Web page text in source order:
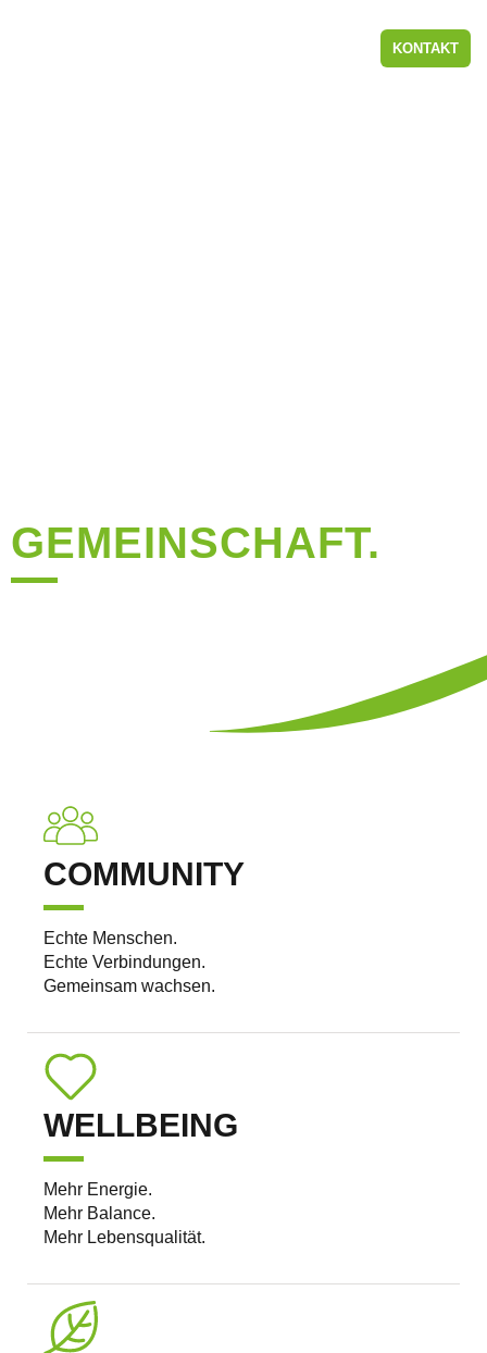
KONTAKT
GEMEINSCHAFT.
COMMUNITY
Echte Menschen.
Echte Verbindungen.
Gemeinsam wachsen.
WELLBEING
Mehr Energie.
Mehr Balance.
Mehr Lebensqualität.